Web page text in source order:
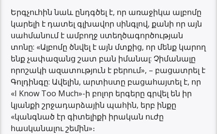
Երգչուհին նաև ընդգծել է, որ առաջիկա ալբոմը
կարելի է դատել գլխավոր սինգլով, քանի որ այն
սահմանում է ամբողջ ստեղծագործության
տոնը: «Ալբոմը ծնվել է այն մտքից, որ մենք կարող
ենք չափազանց շատ բան իմանալ: Չիմանալը
որոշակի ազատություն է բերում», – բացատրել է
Գոլդինգը: Ավելին, արտիստը բացահայտել է, որ
«I Know Too Much»-ի բոլոր երգերը գրվել են իր
կյանքի շրջադարձային պահին, երբ ինքը
«կանգնած էր գիտելիքի իրական ուժը
հասկանալու շեմին»։